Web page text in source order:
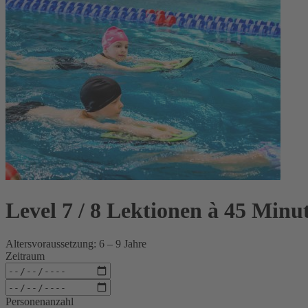
Level 7 / 8 Lektionen à 45
Altersvoraussetzung: 6 – 9 Jahre
Zeitraum
Personenanzahl